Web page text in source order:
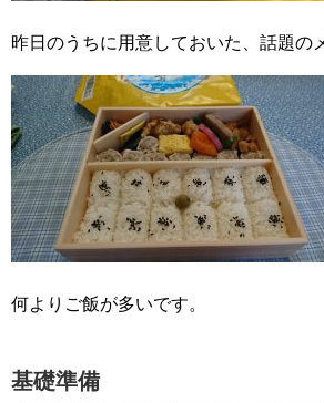
昨日のうちに用意しておいた、話題の
何よりご飯が多いです。
基礎準備